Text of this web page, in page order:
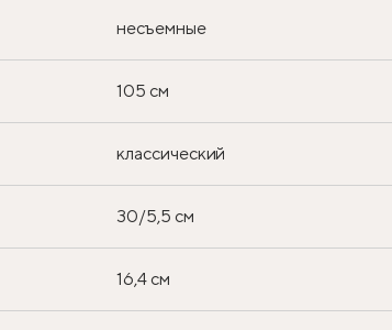
несъемные
105 см
классический
30/5,5 см
16,4 см